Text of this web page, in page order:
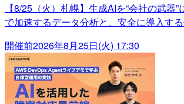
【8/25（火）札幌】生成AIを“会社の武器
で加速するデータ分析と、安全に導入す
開催前2026年8月25日(火) 17:30